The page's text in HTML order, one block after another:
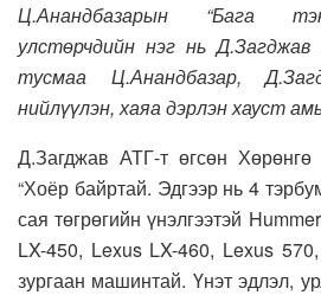
Ц.Анандбазарын “Бага
улстөрчдийн нэг нь
тусмаа Ц.Анандбазар,
нийлүүлэн, хаяа дэрлэн хауст
Д.Загджав АТГ-т өгсөн Хөрөнгө
“Хоёр байртай. Эдгээр нь 4
сая төгрөгийн үнэлгээтэй
LX-450, Lexus LX-460, Lexus
зургаан машинтай. Үнэт эдлэл,